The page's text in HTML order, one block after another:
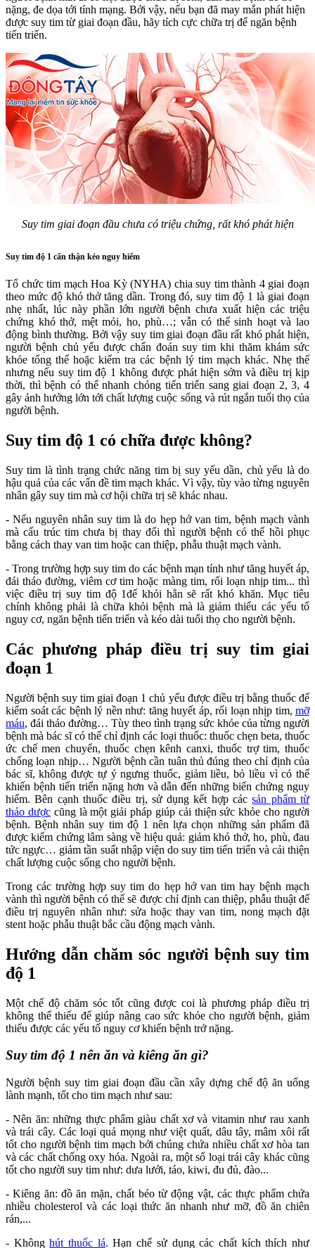
nặng, đe dọa tới tính mạng. Bởi vậy, nếu bạn đã may mắn phát hiện
được suy tim từ giai đoạn đầu, hãy tích cực chữa trị để ngăn bệnh
tiến triển.
Suy tim giai đoạn đầu chưa có triệu chứng, rất khó phát hiện
Suy tim độ 1 cẩn thận kẻo nguy hiểm
Tổ chức tim mạch Hoa Kỳ (NYHA) chia suy tim thành 4 giai đoạn
theo mức độ khó thở tăng dần. Trong đó, suy tim độ 1 là giai đoạn
nhẹ nhất, lúc này phần lớn người bệnh chưa xuất hiện các triệu
chứng khó thở, mệt mỏi, ho, phù…; vẫn có thể sinh hoạt và lao
động bình thường. Bởi vậy suy tim giai đoạn đầu rất khó phát hiện,
người bệnh chủ yếu được chẩn đoán suy tim khi thăm khám sức
khỏe tổng thể hoặc kiểm tra các bệnh lý tim mạch khác. Nhẹ thế
nhưng nếu suy tim độ 1 không được phát hiện sớm và điều trị kịp
thời, thì bệnh có thể nhanh chóng tiến triển sang giai đoạn 2, 3, 4
gây ảnh hưởng lớn tới chất lượng cuộc sống và rút ngắn tuổi thọ của
người bệnh.
Suy tim độ 1 có chữa được không?
Suy tim là tình trạng chức năng tim bị suy yếu dần, chủ yếu là do
hậu quả của các vấn đề tim mạch khác. Vì vậy, tùy vào từng nguyên
nhân gây suy tim mà cơ hội chữa trị sẽ khác nhau.
- Nếu nguyên nhân suy tim là do hẹp hở van tim, bệnh mạch vành
mà cấu trúc tim chưa bị thay đổi thì người bệnh có thể hồi phục
bằng cách thay van tim hoặc can thiệp, phẫu thuật mạch vành.
- Trong trường hợp suy tim do các bệnh mạn tính như tăng huyết áp,
đái tháo đường, viêm cơ tim hoặc màng tim, rối loạn nhịp tim... thì
việc điều trị suy tim độ 1để khỏi hẳn sẽ rất khó khăn. Mục tiêu
chính không phải là chữa khỏi bệnh mà là giảm thiểu các yếu tố
nguy cơ, ngăn bệnh tiến triển và kéo dài tuổi thọ cho người bệnh.
Các phương pháp điều trị suy tim giai
đoạn 1
Người bệnh suy tim giai đoạn 1 chủ yếu được điều trị bằng thuốc để
kiểm soát các bệnh lý nền như: tăng huyết áp, rối loạn nhịp tim, mỡ
máu, đái tháo đường… Tùy theo tình trạng sức khỏe của từng người
bệnh mà bác sĩ có thể chỉ định các loại thuốc: thuốc chẹn beta, thuốc
ức chế men chuyển, thuốc chẹn kênh canxi, thuốc trợ tim, thuốc
chống loạn nhịp… Người bệnh cần tuân thủ đúng theo chỉ định của
bác sĩ, không được tự ý ngưng thuốc, giảm liều, bỏ liều vì có thể
khiến bệnh tiến triển nặng hơn và dẫn đến những biến chứng nguy
hiểm. Bên cạnh thuốc điều trị, sử dụng kết hợp cácsản phẩm từ
thảo dượccũng là một giải pháp giúp cải thiện sức khỏe cho người
bệnh. Bệnh nhân suy tim độ 1 nên lựa chọn những sản phẩm đã
được kiểm chứng lâm sàng về hiệu quả: giảm khó thở, ho, phù, đau
tức ngực… giảm tần suất nhập viện do suy tim tiến triển và cải thiện
chất lượng cuộc sống cho người bệnh.
Trong các trường hợp suy tim do hẹp hở van tim hay bệnh mạch
vành thì người bệnh có thể sẽ được chỉ định can thiệp, phẫu thuật để
điều trị nguyên nhân như: sửa hoặc thay van tim, nong mạch đặt
stent hoặc phẫu thuật bắc cầu động mạch vành.
Hướng dẫn chăm sóc người bệnh suy tim
độ 1
Một chế độ chăm sóc tốt cũng được coi là phương pháp điều trị
không thể thiếu để giúp nâng cao sức khỏe cho người bệnh, giảm
thiểu được các yếu tố nguy cơ khiến bệnh trở nặng.
Suy tim độ 1 nên ăn và kiêng ăn gì?
Người bệnh suy tim giai đoạn đầu cần xây dựng chế độ ăn uống
lành mạnh, tốt cho tim mạch như sau:
- Nên ăn: những thực phẩm giàu chất xơ và vitamin như rau xanh
và trái cây. Các loại quả mọng như việt quất, dâu tây, mâm xôi rất
tốt cho người bệnh tim mạch bởi chúng chứa nhiều chất xơ hòa tan
và các chất chống oxy hóa. Ngoài ra, một số loại trái cây khác cũng
tốt cho người suy tim như: dưa lưới, táo, kiwi, đu đủ, đào...
- Kiêng ăn: đồ ăn mặn, chất béo từ động vật, các thực phẩm chứa
nhiều cholesterol và các loại thức ăn nhanh như mỡ, đồ ăn chiên
rán,...
- Khônghút thuốc lá. Hạn chế sử dụng các chất kích thích như